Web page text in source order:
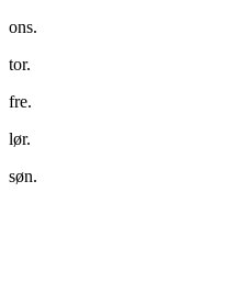
ons.
tor.
fre.
lør.
søn.